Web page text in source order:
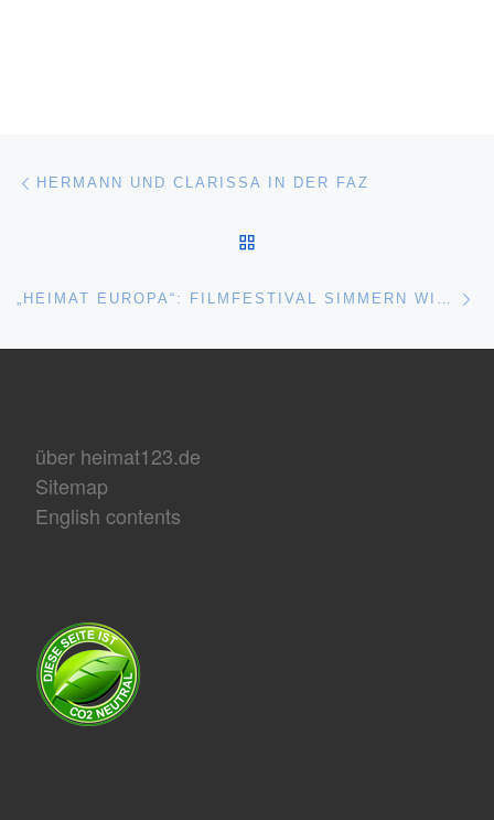
HERMANN UND CLARISSA IN DER FAZ
„HEIMAT EUROPA“: FILMFESTIVAL SIMMERN WIRD FORTGESETZT
über heimat123.de
Sitemap
English contents